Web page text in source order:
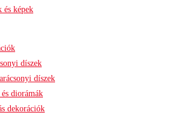
és képek
díszek
díszek
diorámák
dekorációk